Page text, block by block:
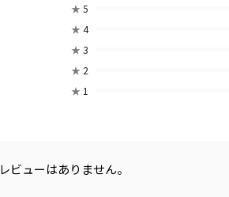
★ 5
★ 4
★ 3
★ 2
★ 1
レビューはありません。